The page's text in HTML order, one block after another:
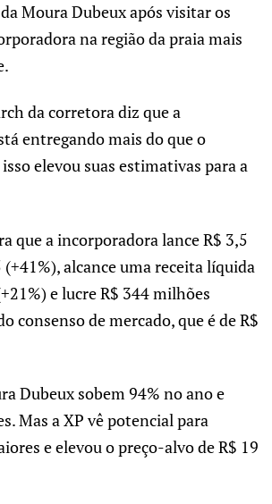
Moura Dubeux após visitar os
na região da praia mais
da corretora diz que a
entregando mais do que o
elevou suas estimativas para a
que a incorporadora lance R$ 3,5
alcance uma receita líquida
e lucre R$ 344 milhões
consenso de mercado, que é de R$
Dubeux sobem 94% no ano e
Mas a XP vê potencial para
e elevou o preço-alvo de R$ 19